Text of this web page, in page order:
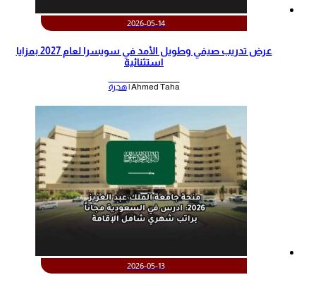
2026-05-14
عرض تدريب صيفي وطويل الأمد في سويسرا لعام 2027 بمزايا
استثنائية
Ahmed Taha | هجرة
2026-05-13